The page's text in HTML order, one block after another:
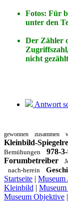
Fotos: Für
unter den
Der Zähler
nicht
Antwort
gewonnen zusammen
Kleinbild-
Bemühungen 978-
Forumbetreiber
nach-herein
Startseite | Museum
Kleinbild | Museum
Museum Objektive |